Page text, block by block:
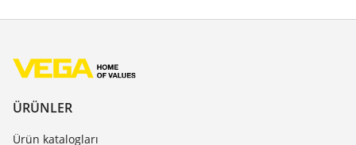
ÜRÜNLER
Ürün katalogları